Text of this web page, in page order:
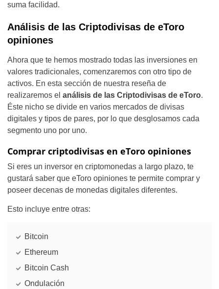
suma facilidad.
Análisis de las Criptodivisas de eToro
opiniones
Ahora que te hemos mostrado todas las inversiones en
valores tradicionales, comenzaremos con otro tipo de
activos. En esta sección de nuestra reseña de
realizaremos el análisis de las Criptodivisas de eToro.
Éste nicho se divide en varios mercados de divisas
digitales y tipos de pares, por lo que desglosamos cada
segmento uno por uno.
Comprar criptodivisas en eToro opiniones
Si eres un inversor en criptomonedas a largo plazo, te
gustará saber que eToro opiniones te permite comprar y
poseer decenas de monedas digitales diferentes.
Esto incluye entre otras:
Bitcoin
Ethereum
Bitcoin Cash
Ondulación